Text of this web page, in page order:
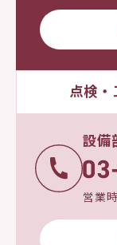
点検・
設備
営業